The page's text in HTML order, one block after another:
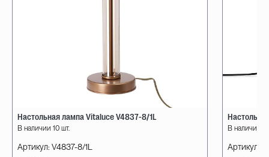
Настольная лампа Vitaluce V4837-8/1L
В наличии 10 шт.
Артикул: V4837-8/1L
В наличии 4
Артикул: